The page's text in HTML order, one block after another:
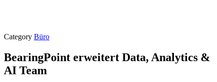
Category Büro
BearingPoint erweitert Data, Analytics &
AI Team